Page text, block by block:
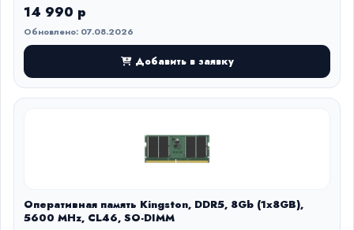
14 990 р
Обновлено: 07.08.2026
Добавить в заявку
Оперативная память Kingston, DDR5, 8Gb (1x8GB),
5600 MHz, CL46, SO-DIMM